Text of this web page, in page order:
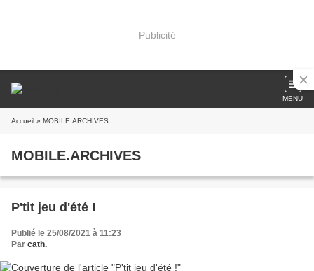
Publicité
MENU
Accueil » MOBILE.ARCHIVES
MOBILE.ARCHIVES
P'tit jeu d'été !
Publié le 25/08/2021 à 11:23
Par cath.